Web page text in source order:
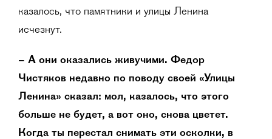
казалось, что памятники и улицы Ленина
исчезнут.
– А они оказались живучими. Федор
Чистяков недавно по поводу своей «Улицы
Ленина» сказал: мол, казалось, что этого
больше не будет, а вот оно, снова цветет.
Когда ты перестал снимать эти осколки, в